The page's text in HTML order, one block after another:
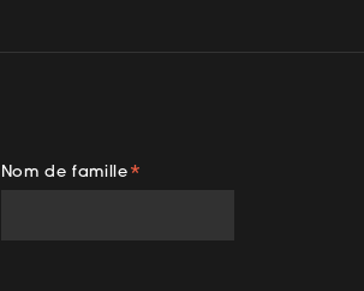
Nom de famille *